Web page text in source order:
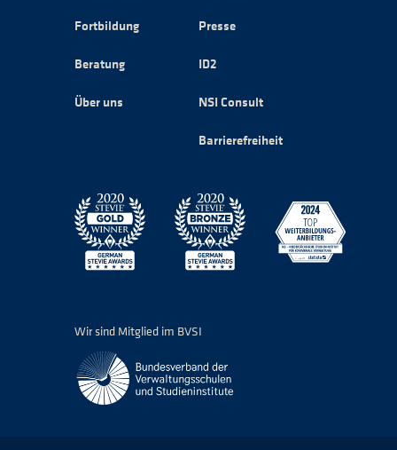
Fortbildung
Beratung
Über uns
Presse
ID2
NSI Consult
Barrierefreiheit
Wir sind Mitglied im BVSI